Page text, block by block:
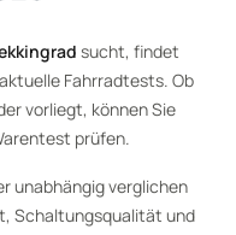
sucht, findet
Fahrradtests. Ob
vorliegt, können Sie
prüfen.
unabhängig verglichen
Schaltungsqualität und